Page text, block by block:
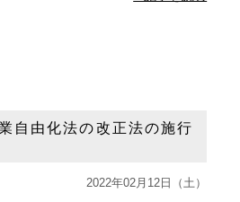
自由化法の改正法の施行
2022年02月12日（土）